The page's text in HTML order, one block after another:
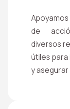
de
diversos
útiles
y